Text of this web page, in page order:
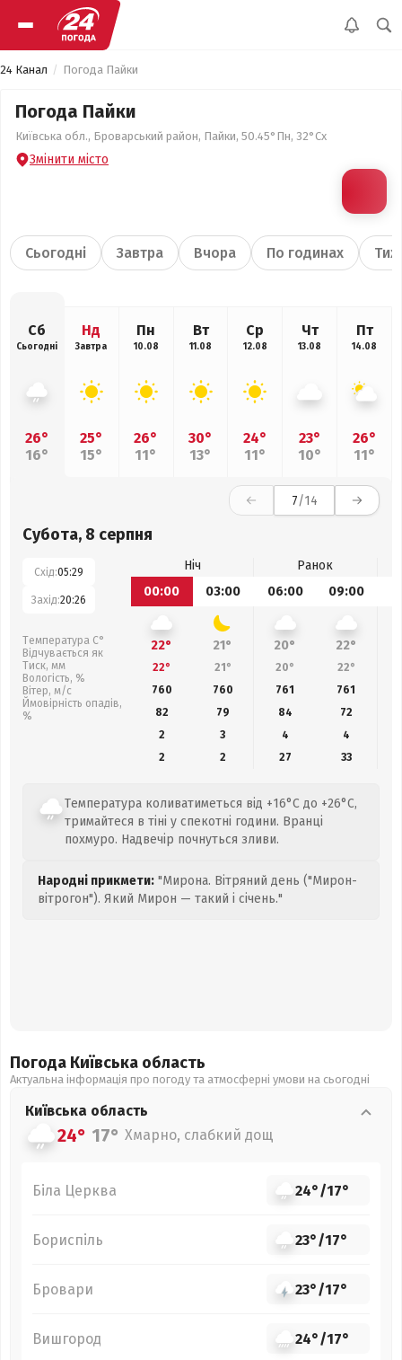
24 Канал Погода Пайки
Погода Пайки
Київська обл., Броварський район, Пайки, 50.45°Пн, 32°Сх
Змінити місто
Сьогодні Завтра Вчора По годинах
Сб
Сьогодні
26°
16°
Нд
Завтра
25°
15°
Пн
10.08
26°
11°
Вт
11.08
30°
13°
Ср
12.08
24°
11°
Чт
13.08
23°
10°
Пт
14.08
26°
11°
7/14
Субота, 8 серпня
Схід:05:29
Захід:20:26
Температура С°
Відчувається як
Тиск, мм
Вологість, %
Вітер, м/с
Ймовірність опадів,
%
Ніч
Ранок
00:00
03:00 06:00 09:00
22° 21° 20° 22°
22° 21° 20° 22°
760
760 761 761
82
79 84 72
2
3 4
4
2
2 27 33
Температура коливатиметься від +16°C до +26°C,
тримайтеся в тіні у спекотні години. Вранці
похмуро. Надвечір почнуться зливи.
Народні прикмети: "Мирона. Вітряний день ("Мирон-
вітрогон"). Який Мирон — такий і січень."
Погода Київська область
Актуальна інформація про погоду та атмосферні умови на сьогодні
Київська область
24° 17° Хмарно, слабкий дощ
Біла Церква 24°/17°
Бориспіль 23°/17°
Бровари 23°/17°
Вишгород 24°/17°